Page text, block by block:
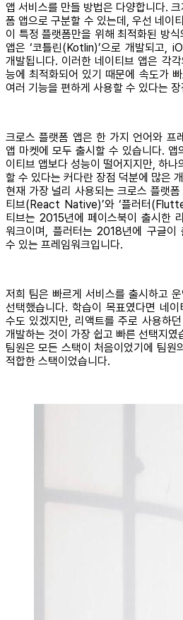
앱 서비스를 만들 방법은 다양합니다.
폼 앱으로 구분할 수 있는데, 우선 네이
이 특정 플랫폼만을 위해 최적화된 방
앱은 ‘코틀린(Kotlin)’으로 개발되고,
개발됩니다. 이러한 네이티브 앱은 각
능에 최적화되어 있기 때문에 속도가
여러 기능을 편하게 사용할 수 있다는
크로스 플랫폼 앱은 한 가지 언어와 프
앱 마켓에 모두 출시할 수 있습니다. 앱
이티브 앱보다 성능이 떨어지지만, 하나
할 수 있다는 커다란 장점 덕분에 많은
현재 가장 널리 사용되는 크로스 플랫폼
티브(React Native)’와 ‘플러터
티브는 2015년에 페이스북이 출시한
워크이며, 플러터는 2018년에 구글
수 있는 프레임워크입니다.
저희 팀은 빠르게 서비스를 출시하고
선택했습니다. 학습이 목표였다면 네
수도 있겠지만, 리액트를 주로 사용하
개발하는 것이 가장 쉽고 빠른 선택지였
팀원은 모든 스택이 처음이었기에 팀원
적합한 스택이었습니다.